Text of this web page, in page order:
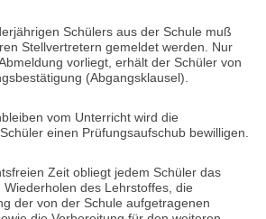
Schülers aus der Schule muß
Stellvertretern gemeldet werden. Nur
vorliegt, erhält der Schüler von
(Abgangsklausel).
vom Unterricht wird die
einen Prüfungsaufschub bewilligen.
Zeit obliegt jedem Schüler das
des Lehrstoffes, die
der von der Schule aufgetragenen